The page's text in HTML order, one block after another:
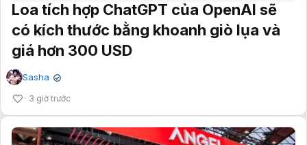
Loa tích hợp ChatGPT của OpenAI sẽ
có kích thước bằng khoanh giò lụa và
giá hơn 300 USD
Sasha ✔
3 giờ trước